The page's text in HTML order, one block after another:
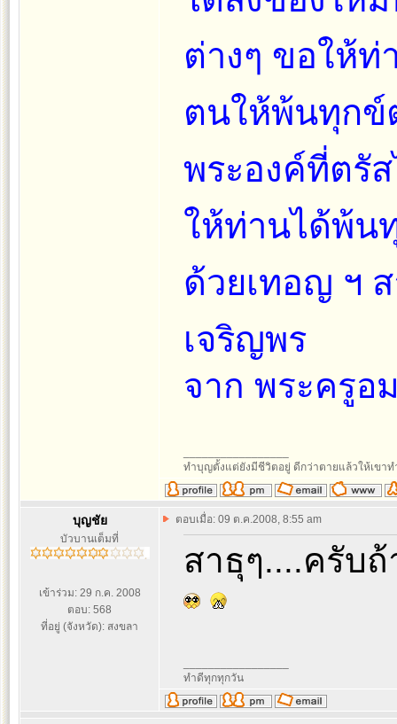
ต่างๆ ขอให้ท่
ตนให้พ้นทุกข์
พระองค์ที่ตรั
ให้ท่านได้พ้น
ด้วยเทอญ ฯ
เจริญพร
จาก พระครูอ
ทำบุญตั้งแต่ยังมีชีวิตอยู่ ดีกว่าตายแล้วให้เขา
บุญชัย
บัวบานเต็มที่
เข้าร่วม: 29 ก.ค. 2008
ตอบ: 568
ที่อยู่ (จังหวัด): สงขลา
ตอบเมื่อ: 09 ต.ค.2008, 8:55 am
สาธุๆ....ครับ
ทำดีทุกทุกวัน